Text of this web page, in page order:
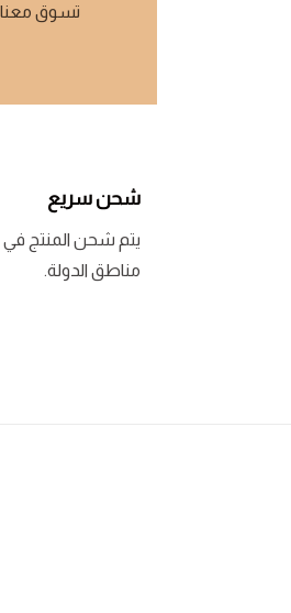
تسوق معنا
شحن سريع
يتم شحن المنتج في اليوم
مناطق الدولة.